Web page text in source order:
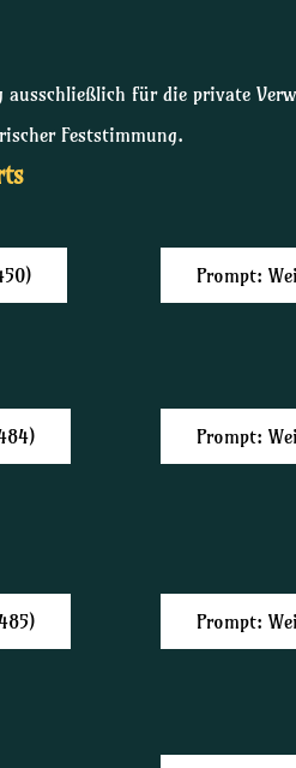
für die private
Feststimmung.
Prompt:
Prompt:
Prompt: